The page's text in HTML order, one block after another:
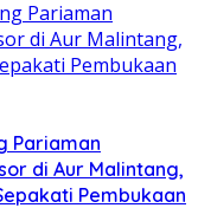
Pariaman
di Aur Malintang,
Pembukaan